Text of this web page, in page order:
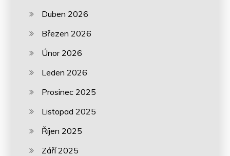
Duben 2026
Březen 2026
Únor 2026
Leden 2026
Prosinec 2025
Listopad 2025
Říjen 2025
Září 2025